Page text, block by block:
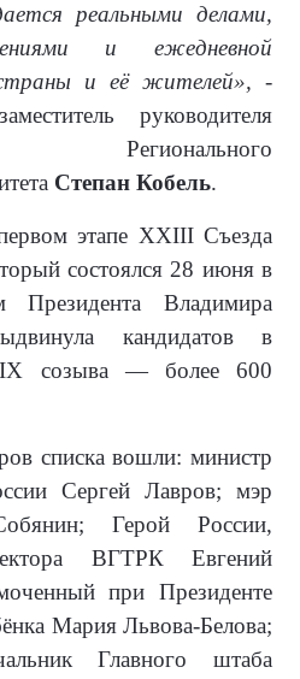
реальными делами,
и ежедневной
и её жителей», -
руководителя
Регионального
Степан Кобель.
этапе XXIII Съезда
состоялся 28 июня в
Владимира
кандидатов в
IX созыва — более 600
списка вошли: министр
Сергей Лавров; мэр
Герой России,
ВГТРК Евгений
при Президенте
Мария Львова-Белова;
Главного штаба